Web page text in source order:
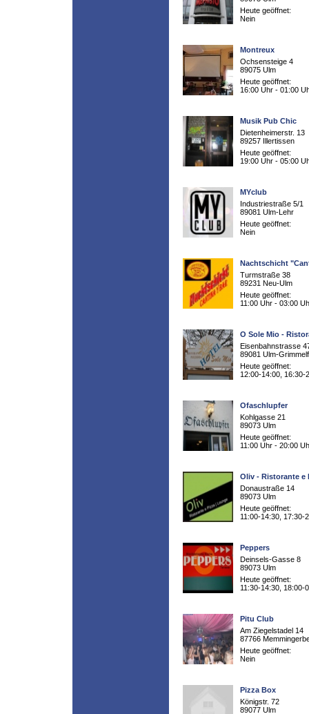
Heute geöffnet:
Nein
Montreux
Ochsensteige 4
89075 Ulm
Heute geöffnet:
16:00 Uhr - 01:00
Musik Pub Chic
Dietenheimerstr. 13
89257 Illertissen
Heute geöffnet:
19:00 Uhr - 05:00
MYclub
Industriestraße 5/1
89081 Ulm-Lehr
Heute geöffnet:
Nein
Nachtschicht
Turmstraße 38
89231 Neu-Ulm
Heute geöffnet:
11:00 Uhr - 03:00
O Sole Mio -
Eisenbahnstrasse
89081 Ulm-
Heute geöffnet:
12:00-14:00, 16:30-
Ofaschlupfer
Kohlgasse 21
89073 Ulm
Heute geöffnet:
11:00 Uhr - 20:00
Oliv - Ristorante e
Donaustraße 14
89073 Ulm
Heute geöffnet:
11:00-14:30, 17:30-
Peppers
Deinsels-Gasse 8
89073 Ulm
Heute geöffnet:
11:30-14:30, 18:00-
Pitu Club
Am Ziegelstadel 14
87766
Heute geöffnet:
Nein
Pizza Box
Königstr. 72
89077 Ulm